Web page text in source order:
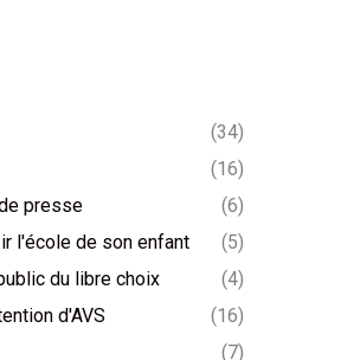
(34)
(16)
presse
(6)
l'école de son enfant
(5)
du libre choix
(4)
d'AVS
(16)
(7)